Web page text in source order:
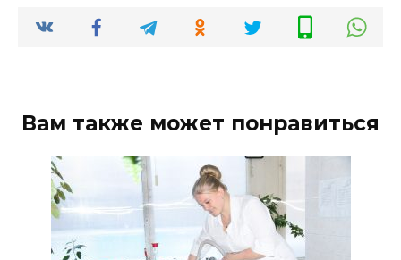
Вам также может понравиться